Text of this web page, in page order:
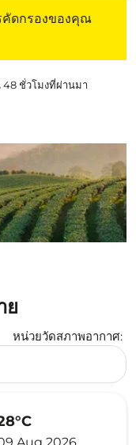
คัดกรองของคุณ
ชั่วโมงที่ผ่านมา
ย
หน่วยวัดสภาพอากาศ:
Aug 2026